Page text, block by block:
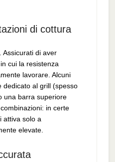
di cottura
Assicurati di aver
cui la resistenza
lavorare. Alcuni
dedicato al grill (spesso
una barra superiore
in certe
attiva solo a
elevate.